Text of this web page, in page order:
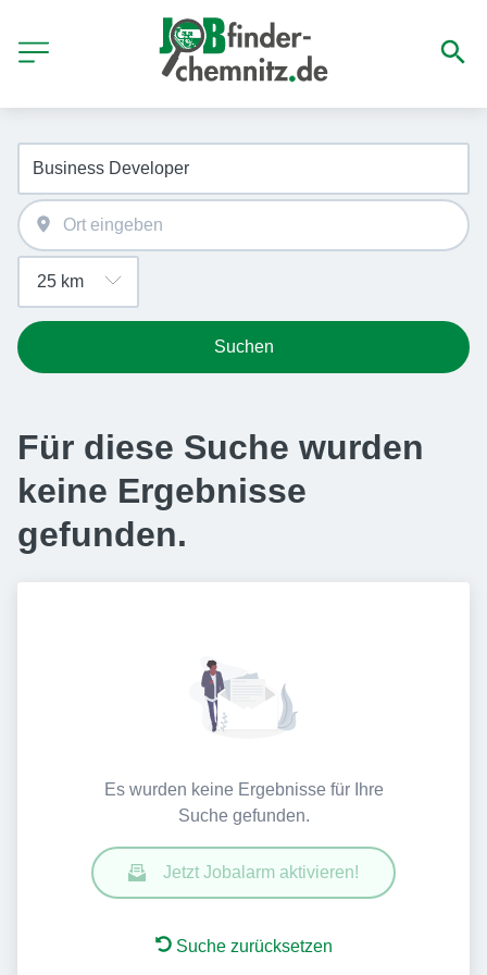
Suchen
Für diese Suche wurden
keine Ergebnisse
gefunden.
Es wurden keine Ergebnisse für Ihre
Suche gefunden.
Jetzt Jobalarm aktivieren!
Suche zurücksetzen